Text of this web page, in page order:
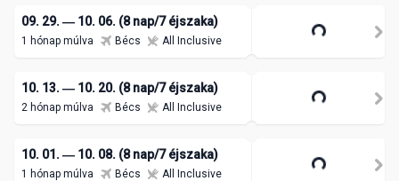
09. 29. ― 10. 06. (8 nap/7 éjszaka)
1 hónap múlva Bécs All Inclusive
10. 13. ― 10. 20. (8 nap/7 éjszaka)
2 hónap múlva Bécs All Inclusive
10. 01. ― 10. 08. (8 nap/7 éjszaka)
1 hónap múlva Bécs All Inclusive